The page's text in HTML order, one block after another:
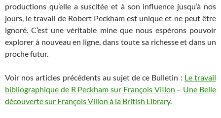
productions qu’elle a suscitée et à son influence jusqu’à nos
jours, le travail de Robert Peckham est unique et ne peut être
ignoré. C’est une véritable mine que nous espérons pouvoir
explorer à nouveau en ligne, dans toute sa richesse et dans un
proche futur.
Voir nos articles précédents au sujet de ce Bulletin : Le travail
bibliographique de R Peckham sur François ViIlon – Une Belle
découverte sur François Villon à la British Library.